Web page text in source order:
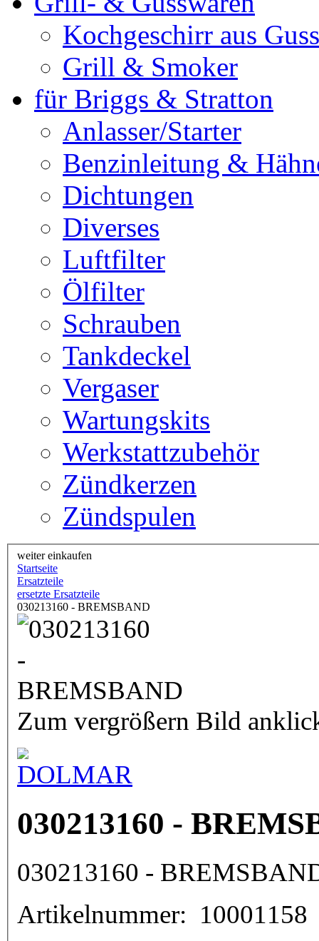
Kochgeschirr aus
Grill & Smoker
für Briggs & Stratton
Anlasser/Starter
Benzinleitung &
Dichtungen
Diverses
Luftfilter
Ölfilter
Schrauben
Tankdeckel
Vergaser
Wartungskits
Werkstattzubehör
Zündkerzen
Zündspulen
weiter einkaufen
Startseite
Ersatzteile
ersetzte Ersatzteile
030213160 - BREMSBAND
Zum vergrößern Bild
030213160 -
030213160 -
10001158